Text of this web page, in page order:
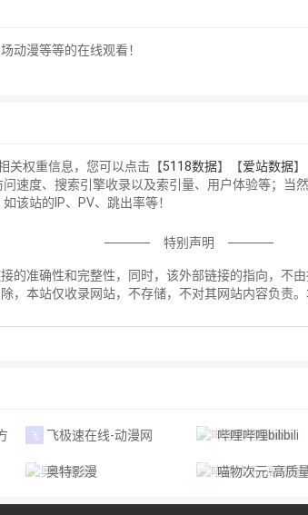
动漫等等的在线观看！
关权重信息，您可以点击【5118数据】【爱站数据
速度、搜索引擎收录以及索引量、用户体验等；当
该站的IP、PV、跳出率等！
特别声明
的准确性和完整性，同时，该外部链接的指向，不
，本站仅收录网站，不存储，不对其网站内容负责
飞极速在线-动漫网 哔哩哔哩bilibili
奥特影漫 喵物次元-高质量高画